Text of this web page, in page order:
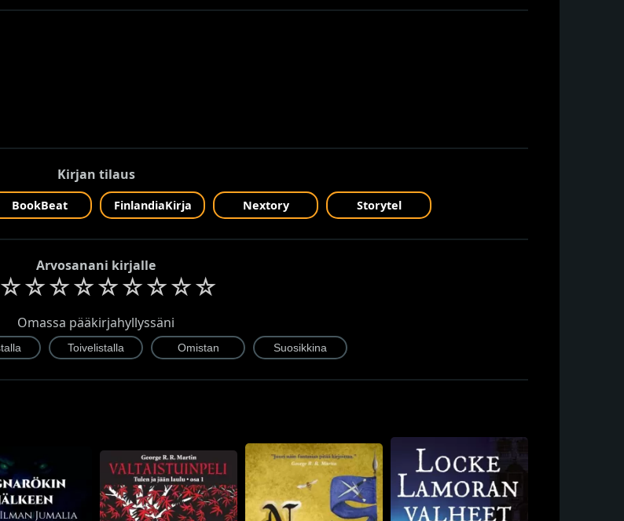
Kirjan tilaus
BookBeat FinlandiaKirja Nextory Storytel
Arvosanani kirjalle
☆☆☆☆☆☆☆☆☆
Omassa pääkirjahyllyssäni